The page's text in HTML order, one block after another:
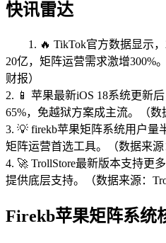
快讯雷达
1. 🔥 TikTok官方数据显示
20亿，矩阵运营需求激增300%
财报）
2. 📱 苹果最新iOS 18系统更新
65%，免越狱方案成主流。（数
3. 💡 firekb苹果矩阵系统用户量
矩阵运营首选工具。（数据来源
4. 🚀 TrollStore最新版本支持更
提供底层支持。（数据来源：
Firekb苹果矩阵系统